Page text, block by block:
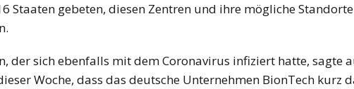
Staaten gebeten, diesen Zentren und ihre mögliche
der sich ebenfalls mit dem Coronavirus infiziert hatte, sagte
Woche, dass das deutsche Unternehmen BionTech kurz